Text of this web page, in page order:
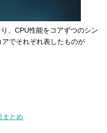
、CPU性能をコアずつのシン
でそれぞれ表したものが
まとめ